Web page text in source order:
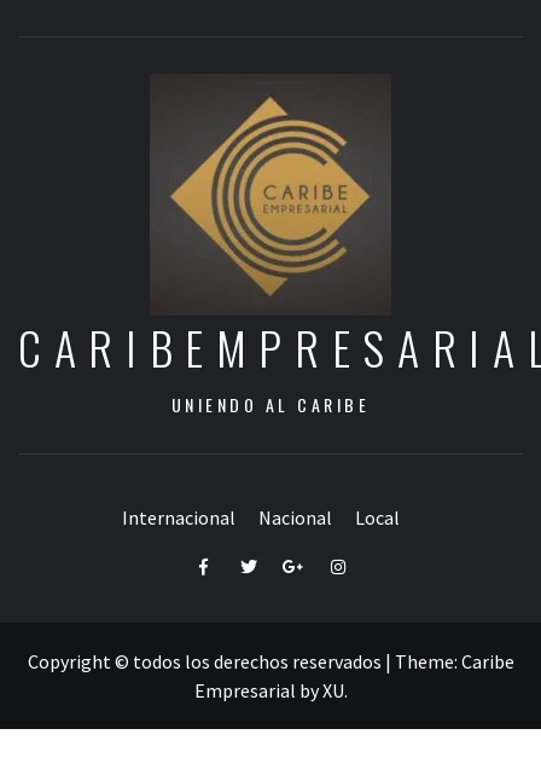
UNIENDO AL CARIBE
Internacional Nacional Local
FacebookTwitterGoogle+Instagram
Copyright © todos los derechos reservados | Theme: Caribe
Empresarial byXU.